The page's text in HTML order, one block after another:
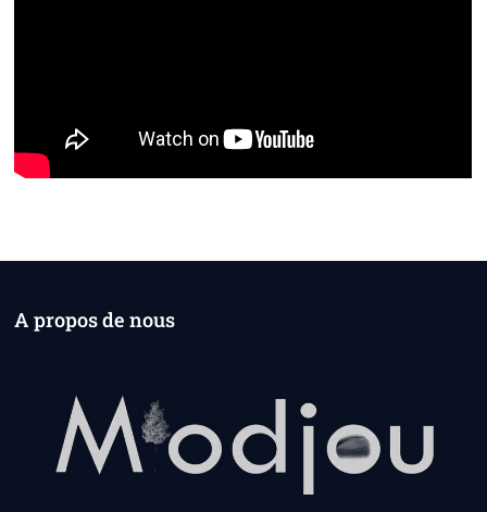
A propos de nous